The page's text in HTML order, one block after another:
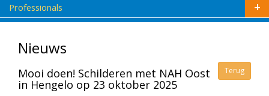
Professionals
Nieuws
Terug
Mooi doen! Schilderen met NAH Oost
in Hengelo op 23 oktober 2025